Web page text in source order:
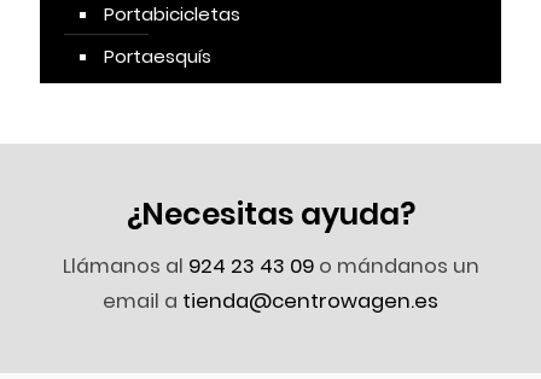
Portabicicletas
Portaesquís
¿Necesitas ayuda?
Llámanos al 924 23 43 09o mándanos un
email a tienda@centrowagen.es